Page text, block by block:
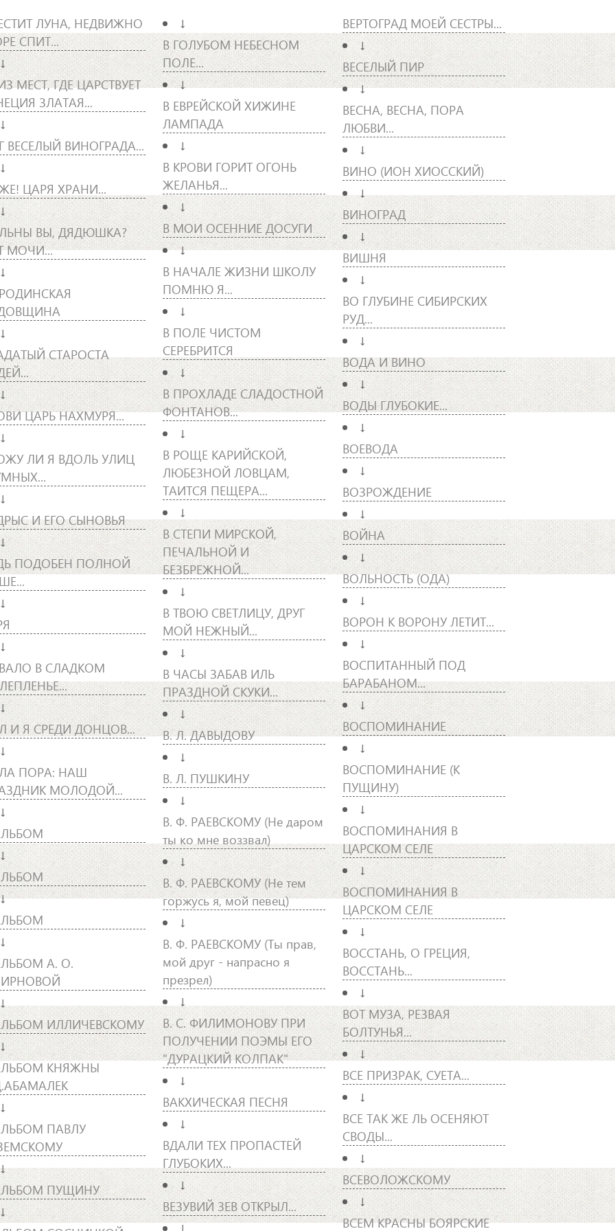
ЛУНА, НЕДВИЖНО
СПИТ...
↓
МЕСТ, ГДЕ ЦАРСТВУЕТ
ЗЛАТАЯ...
↓
ВЕСЕЛЫЙ ВИНОГРАДА...
↓
ЦАРЯ ХРАНИ...
↓
ВЫ, ДЯДЮШКА?
МОЧИ...
↓
↓
СТАРОСТА
↓
ЦАРЬ НАХМУРЯ...
↓
ЛИ Я ВДОЛЬ УЛИЦ
↓
И ЕГО СЫНОВЬЯ
↓
ПОДОБЕН ПОЛНОЙ
↓
↓
В СЛАДКОМ
↓
И Я СРЕДИ ДОНЦОВ...
↓
ПОРА: НАШ
МОЛОДОЙ...
↓
↓
↓
↓
А. О.
↓
ИЛЛИЧЕВСКОМУ
↓
КНЯЖНЫ
↓
ПАВЛУ
↓
ПУЩИНУ
↓
↓
В ГОЛУБОМ НЕБЕСНОМ
ПОЛЕ...
↓
В ЕВРЕЙСКОЙ ХИЖИНЕ
ЛАМПАДА
↓
В КРОВИ ГОРИТ ОГОНЬ
ЖЕЛАНЬЯ...
↓
В МОИ ОСЕННИЕ ДОСУГИ
↓
В НАЧАЛЕ ЖИЗНИ ШКОЛУ
ПОМНЮ Я...
↓
В ПОЛЕ ЧИСТОМ
СЕРЕБРИТСЯ
↓
В ПРОХЛАДЕ СЛАДОСТНОЙ
ФОНТАНОВ...
↓
В РОЩЕ КАРИЙСКОЙ,
ЛЮБЕЗНОЙ ЛОВЦАМ,
ТАИТСЯ ПЕЩЕРА...
↓
В СТЕПИ МИРСКОЙ,
ПЕЧАЛЬНОЙ И
БЕЗБРЕЖНОЙ...
↓
В ТВОЮ СВЕТЛИЦУ, ДРУГ
МОЙ НЕЖНЫЙ...
↓
В ЧАСЫ ЗАБАВ ИЛЬ
ПРАЗДНОЙ СКУКИ...
↓
В. Л. ДАВЫДОВУ
↓
В. Л. ПУШКИНУ
↓
В. Ф. РАЕВСКОМУ (Не даром
ты ко мне воззвал)
↓
В. Ф. РАЕВСКОМУ (Не тем
горжусь я, мой певец)
↓
В. Ф. РАЕВСКОМУ (Ты прав,
мой друг - напрасно я
презрел)
↓
В. С. ФИЛИМОНОВУ ПРИ
ПОЛУЧЕНИИ ПОЭМЫ ЕГО
"ДУРАЦКИЙ КОЛПАК"
↓
ВАКХИЧЕСКАЯ ПЕСНЯ
↓
ВДАЛИ ТЕХ ПРОПАСТЕЙ
ГЛУБОКИХ...
↓
ВЕЗУВИЙ ЗЕВ ОТКРЫЛ...
ВЕРТОГРАД МОЕЙ СЕСТРЫ...
↓
ВЕСЕЛЫЙ ПИР
↓
ВЕСНА, ВЕСНА, ПОРА
ЛЮБВИ...
↓
ВИНО (ИОН ХИОССКИЙ)
↓
ВИНОГРАД
↓
ВИШНЯ
↓
ВО ГЛУБИНЕ СИБИРСКИХ
РУД...
↓
ВОДА И ВИНО
↓
ВОДЫ ГЛУБОКИЕ...
↓
ВОЕВОДА
↓
ВОЗРОЖДЕНИЕ
↓
ВОЙНА
↓
ВОЛЬНОСТЬ (ОДА)
↓
ВОРОН К ВОРОНУ ЛЕТИТ...
↓
ВОСПИТАННЫЙ ПОД
БАРАБАНОМ...
↓
ВОСПОМИНАНИЕ
↓
ВОСПОМИНАНИЕ (К
ПУЩИНУ)
↓
ВОСПОМИНАНИЯ В
ЦАРСКОМ СЕЛЕ
↓
ВОСПОМИНАНИЯ В
ЦАРСКОМ СЕЛЕ
↓
ВОССТАНЬ, О ГРЕЦИЯ,
ВОССТАНЬ...
↓
ВОТ МУЗА, РЕЗВАЯ
БОЛТУНЬЯ...
↓
ВСЕ ПРИЗРАК, СУЕТА...
↓
ВСЕ ТАК ЖЕ ЛЬ ОСЕНЯЮТ
СВОДЫ...
↓
ВСЕВОЛОЖСКОМУ
↓
ВСЕМ КРАСНЫ БОЯРСКИЕ